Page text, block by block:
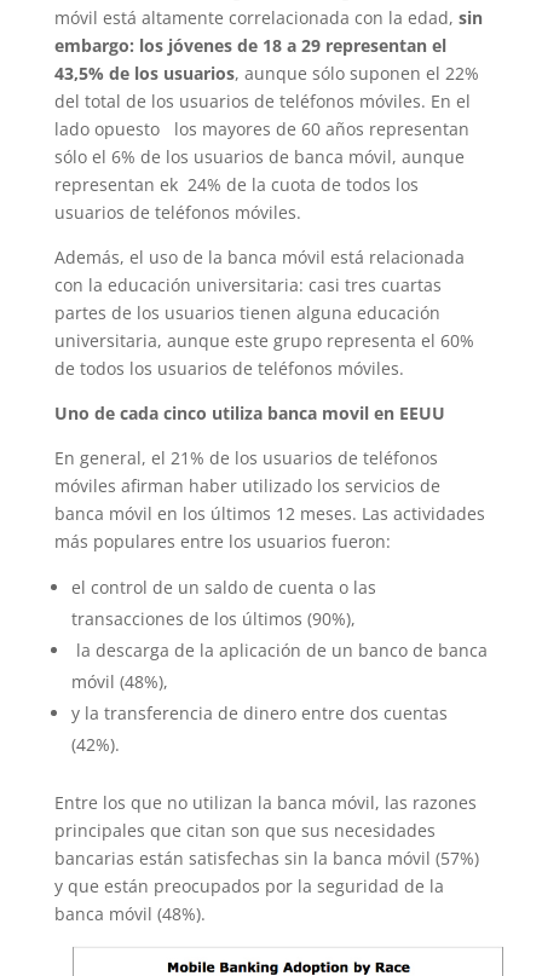
móvil está altamente correlacionada con la edad, sin
embargo: los jóvenes de 18 a 29 representan el
43,5% de los usuarios, aunque sólo suponen el 22%
del total de los usuarios de teléfonos móviles. En el
lado opuesto los mayores de 60 años representan
sólo el 6% de los usuarios de banca móvil, aunque
representan ek 24% de la cuota de todos los
usuarios de teléfonos móviles.
Además, el uso de la banca móvil está relacionada
con la educación universitaria: casi tres cuartas
partes de los usuarios tienen alguna educación
universitaria, aunque este grupo representa el 60%
de todos los usuarios de teléfonos móviles.
Uno de cada cinco utiliza banca movil en EEUU
En general, el 21% de los usuarios de teléfonos
móviles afirman haber utilizado los servicios de
banca móvil en los últimos 12 meses. Las actividades
más populares entre los usuarios fueron:
el control de un saldo de cuenta o las
transacciones de los últimos (90%),
la descarga de la aplicación de un banco de banca
móvil (48%),
y la transferencia de dinero entre dos cuentas
(42%).
Entre los que no utilizan la banca móvil, las razones
principales que citan son que sus necesidades
bancarias están satisfechas sin la banca móvil (57%)
y que están preocupados por la seguridad de la
banca móvil (48%).